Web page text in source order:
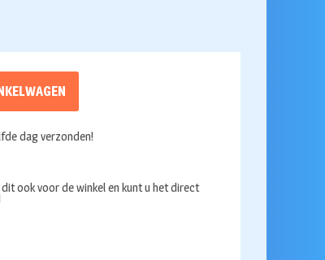
dag verzonden!
ook voor de winkel en kunt u het direct